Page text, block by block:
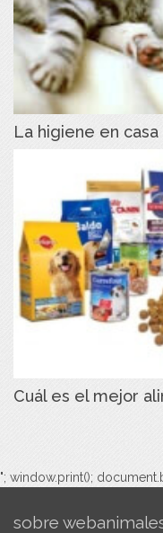
La higiene en
Cuál es el mejor
"; window.print();
sobre